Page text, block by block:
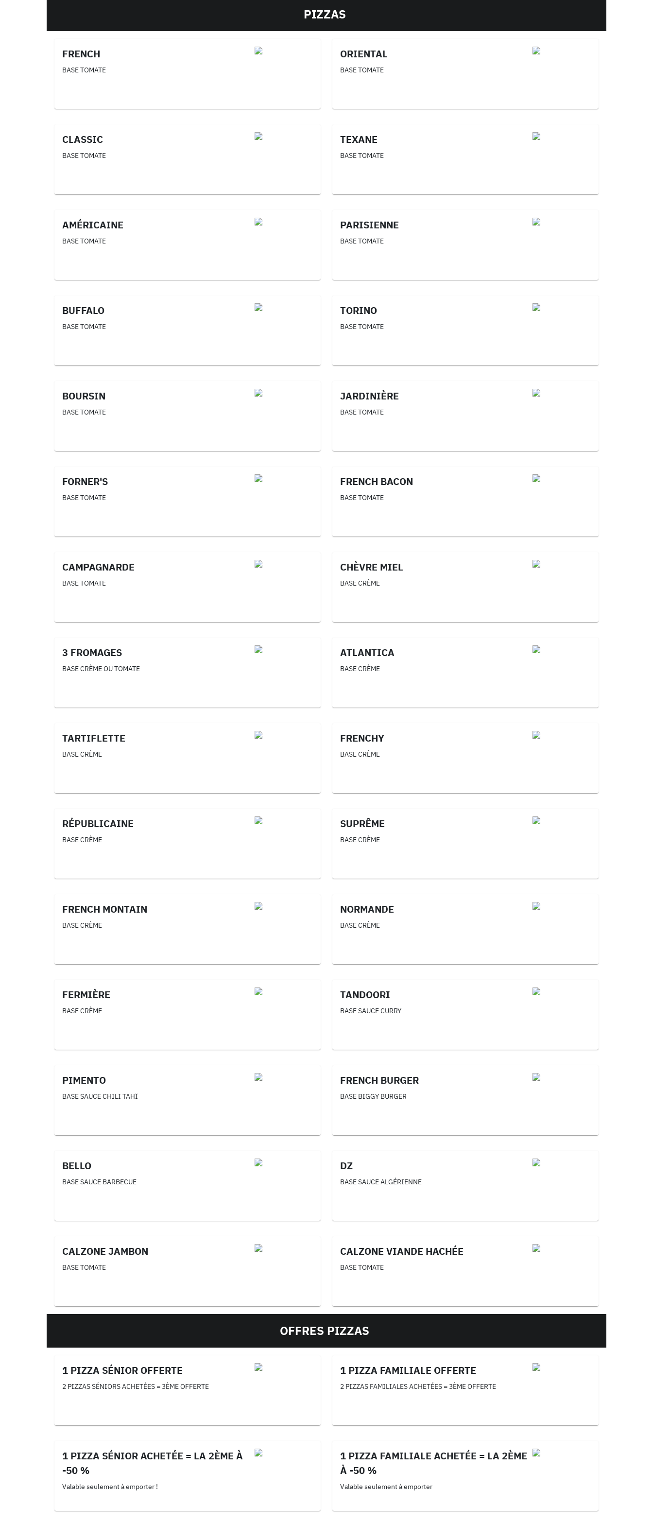
PIZZAS
FRENCH
BASE TOMATE
ORIENTAL
BASE TOMATE
CLASSIC
BASE TOMATE
TEXANE
BASE TOMATE
AMÉRICAINE
BASE TOMATE
PARISIENNE
BASE TOMATE
BUFFALO
BASE TOMATE
TORINO
BASE TOMATE
BOURSIN
BASE TOMATE
JARDINIÈRE
BASE TOMATE
FORNER'S
BASE TOMATE
FRENCH BACON
BASE TOMATE
CAMPAGNARDE
BASE TOMATE
CHÈVRE MIEL
BASE CRÈME
3 FROMAGES
BASE CRÈME OU TOMATE
ATLANTICA
BASE CRÈME
TARTIFLETTE
BASE CRÈME
FRENCHY
BASE CRÈME
RÉPUBLICAINE
BASE CRÈME
SUPRÊME
BASE CRÈME
FRENCH MONTAIN
BASE CRÈME
NORMANDE
BASE CRÈME
FERMIÈRE
BASE CRÈME
TANDOORI
BASE SAUCE CURRY
PIMENTO
BASE SAUCE CHILI TAHÏ
FRENCH BURGER
BASE BIGGY BURGER
BELLO
BASE SAUCE BARBECUE
DZ
BASE SAUCE ALGÉRIENNE
CALZONE JAMBON
BASE TOMATE
CALZONE VIANDE HACHÉE
BASE TOMATE
OFFRES PIZZAS
1 PIZZA SÉNIOR OFFERTE
2 PIZZAS SÉNIORS ACHETÉES = 3ÈME OFFERTE
1 PIZZA FAMILIALE OFFERTE
2 PIZZAS FAMILIALES ACHETÉES = 3ÈME OFFERTE
1 PIZZA SÉNIOR ACHETÉE = LA 2ÈME À
-50 %
Valable seulement à emporter !
1 PIZZA FAMILIALE ACHETÉE = LA 2ÈME
À -50 %
Valable seulement à emporter